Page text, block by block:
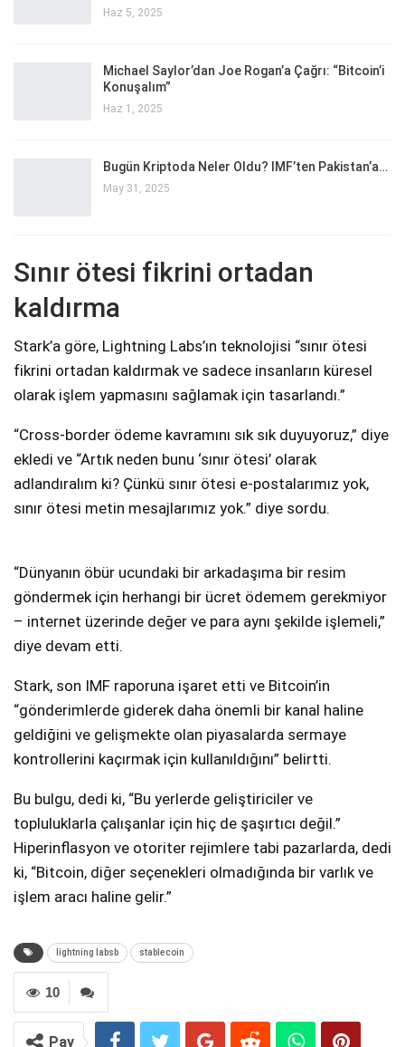
Haz 5, 2025
Michael Saylor’dan Joe Rogan’a Çağrı: “Bitcoin’i
Konuşalım”
Haz 1, 2025
Bugün Kriptoda Neler Oldu? IMF’ten Pakistan’a…
May 31, 2025
Sınır ötesi fikrini ortadan
kaldırma
Stark’a göre, Lightning Labs’ın teknolojisi “sınır ötesi
fikrini ortadan kaldırmak ve sadece insanların küresel
olarak işlem yapmasını sağlamak için tasarlandı.”
“Cross-border ödeme kavramını sık sık duyuyoruz,” diye
ekledi ve “Artık neden bunu ‘sınır ötesi’ olarak
adlandıralım ki? Çünkü sınır ötesi e-postalarımız yok,
sınır ötesi metin mesajlarımız yok.” diye sordu.
“Dünyanın öbür ucundaki bir arkadaşıma bir resim
göndermek için herhangi bir ücret ödemem gerekmiyor
– internet üzerinde değer ve para aynı şekilde işlemeli,”
diye devam etti.
Stark, son IMF raporuna işaret etti ve Bitcoin’in
“gönderimlerde giderek daha önemli bir kanal haline
geldiğini ve gelişmekte olan piyasalarda sermaye
kontrollerini kaçırmak için kullanıldığını” belirtti.
Bu bulgu, dedi ki, “Bu yerlerde geliştiriciler ve
topluluklarla çalışanlar için hiç de şaşırtıcı değil.”
Hiperinflasyon ve otoriter rejimlere tabi pazarlarda, dedi
ki, “Bitcoin, diğer seçenekleri olmadığında bir varlık ve
işlem aracı haline gelir.”
lightning labsb stablecoin
10
Pay